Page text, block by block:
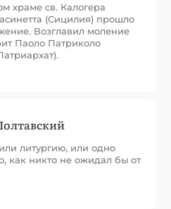
храме св. Калогера
(Сицилия) прошло
Возглавил моление
Паоло Патриколо
литургию, или одно
как никто не ожидал бы от